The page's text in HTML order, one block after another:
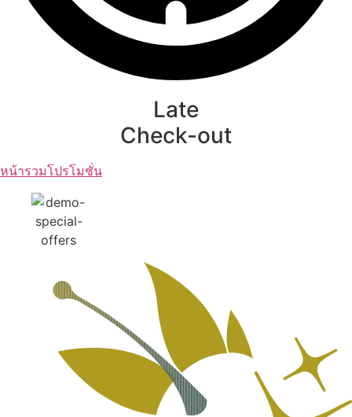
Late
Check-out
หน้ารวมโปรโมชั่น